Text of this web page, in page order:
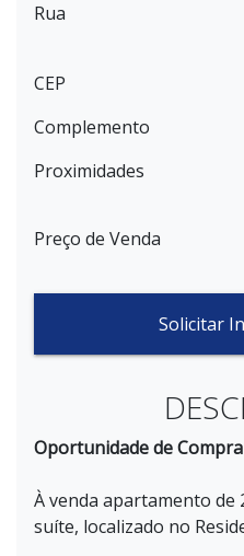
Rua
CEP
Complemento
Proximidades
Preço de Venda
Solicitar
Oportunidade de
À venda apartamento de
suíte, localizado no